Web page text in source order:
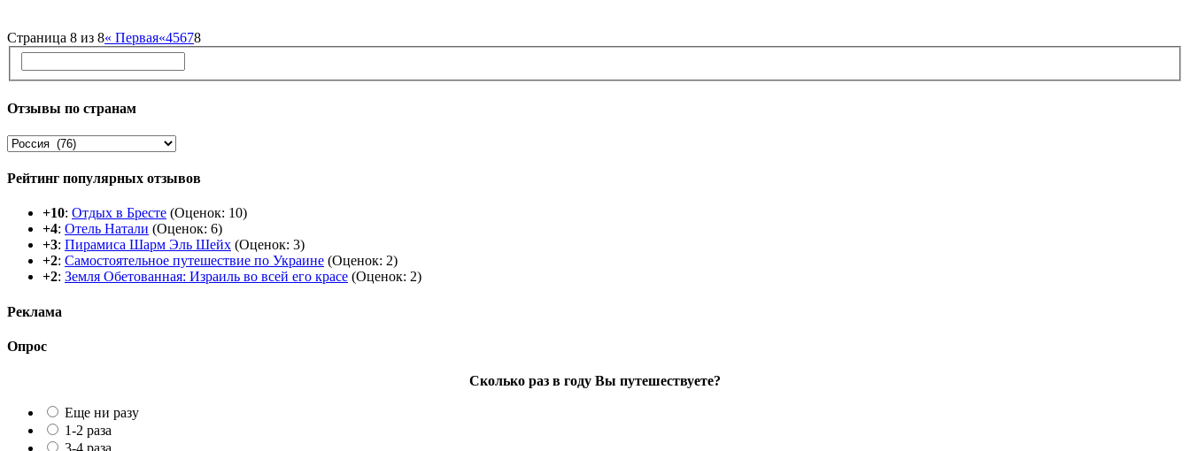
Страница 8 из 8« Первая«45678
Отзывы по странам
Рейтинг популярных отзывов
+10: Отдых в Бресте (Оценок: 10)
+4: Отель Натали (Оценок: 6)
+3: Пирамиса Шарм Эль Шейх (Оценок: 3)
+2: Самостоятельное путешествие по Украине (Оценок: 2)
+2: Земля Обетованная: Израиль во всей его красе (Оценок: 2)
Реклама
Опрос
Сколько раз в году Вы путешествуете?
Еще ни разу
1-2 раза